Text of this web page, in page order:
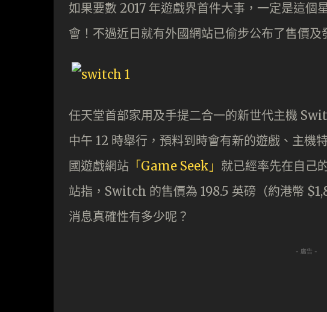
如果要數 2017 年遊戲界首件大事，一定是這個
會！不過近日就有外國網站已偷步公布了售價及
任天堂首部家用及手提二合一的新世代主機
中午 12 時舉行，預料到時會有新的遊戲、主機
國遊戲網站 「Game Seek」 就已經率先在自己
站指，Switch 的售價為 198.5 英磅（約港幣
消息真確性有多少呢？
- 廣告 -